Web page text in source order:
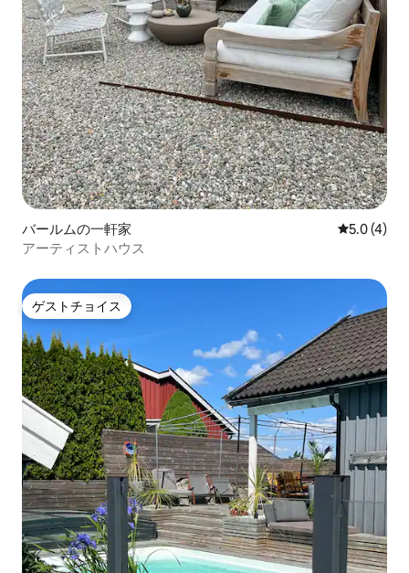
バールムの一軒家 レビュー4
5.0 (4)
アーティストハウス
ゲストチョイス
ゲストチョイス